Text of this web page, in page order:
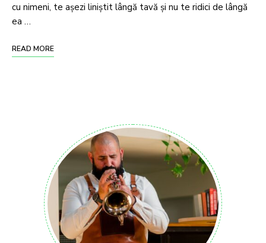
cu nimeni, te așezi liniștit lângă tavă și nu te ridici de lângă
ea …
READ MORE